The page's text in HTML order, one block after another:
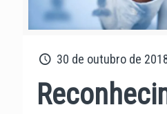
30 de outubro de